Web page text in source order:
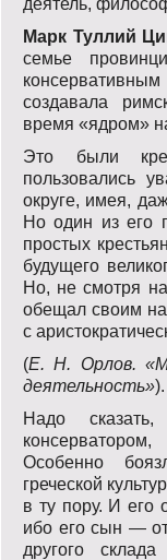
деятель,
Марк Туллий
семье
создавала
время «ядром»
Это были
пользовались
округе, имея,
Но один из его
простых
будущего
Но, не смотря
обещал своим
с
(Е. Н. Орлов.
деятельность»).
Надо
Особенно
греческой
в ту пору. И его
ибо его сын —
другого